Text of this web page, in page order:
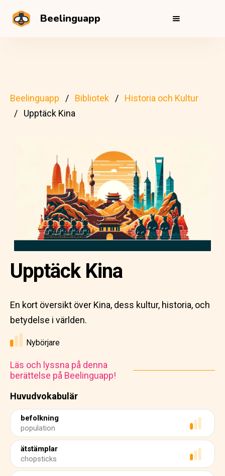
Beelinguapp
Beelinguapp Bibliotek
Historia och Kultur
Upptäck Kina
Huvudvokabulär
befolkning
population
ätstämplar
chopsticks
Upptäck Kina
En kort översikt över Kina, dess kultur, historia, och
betydelse i världen.
Nybörjare
Läs och lyssna på denna
berättelse på Beelinguapp!